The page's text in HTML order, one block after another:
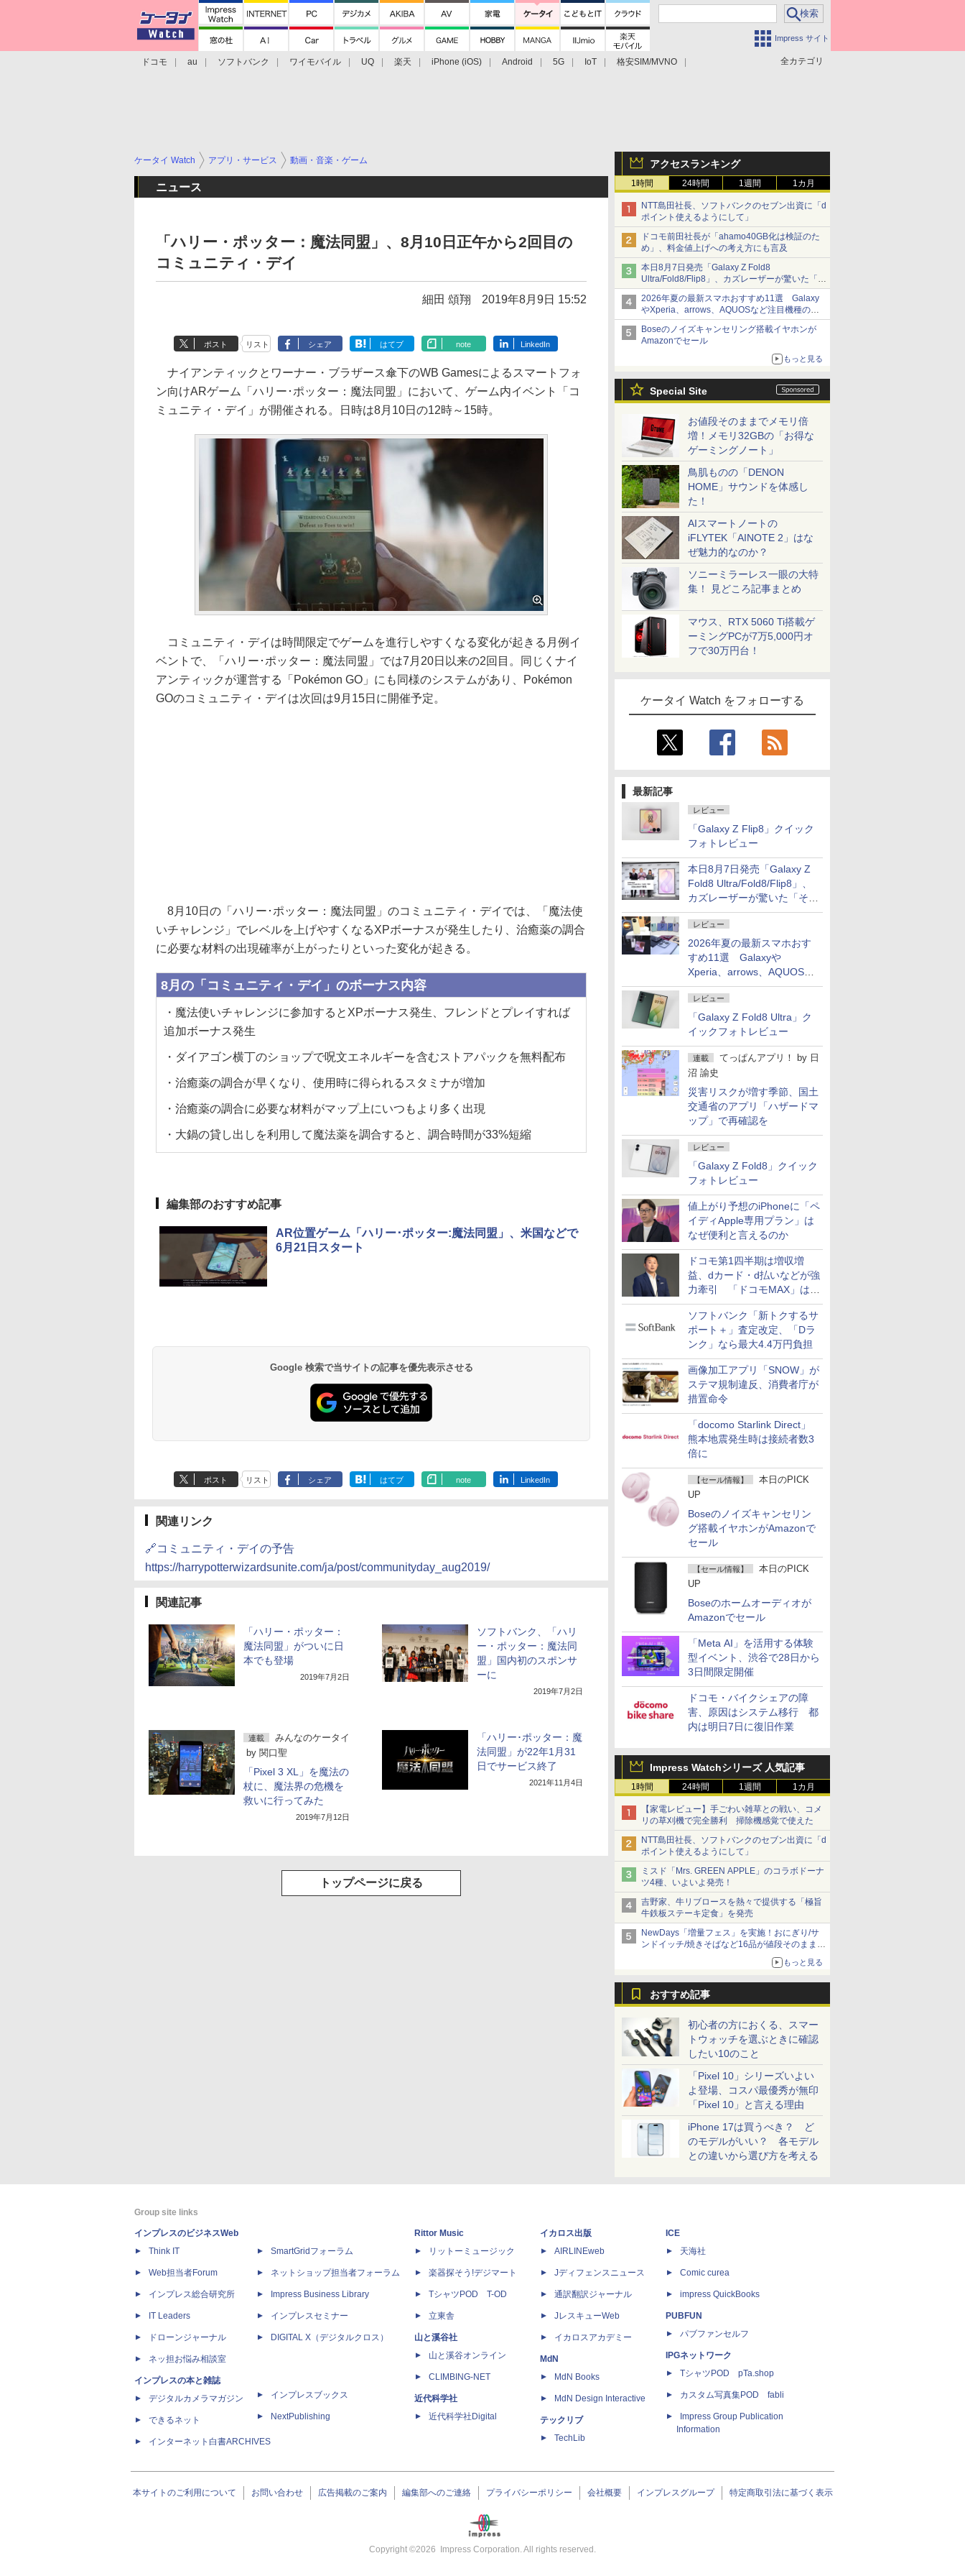
Impress サイト
全カテゴリ
ドコモ au ソフトバンク ワイモバイル UQ 楽天 iPhone (iOS) Android 5G IoT
格安SIM/MVNO
アクセスランキング
1時間 24時間 1週間 1カ月
NTT島田社長、ソフトバンクのセブン出資に「d
ポイント使えるようにして」
ドコモ前田社長が「ahamo40GB化は検証のた
め」、料金値上げへの考え方にも言及
本日8月7日発売「Galaxy Z Fold8
Ultra/Fold8/Flip8」、カズレーザーが驚いた「そ
ば屋のメニュー並みの薄さ」
2026年夏の最新スマホおすすめ11選 Galaxy
やXperia、arrows、AQUOSなど注目機種の特
徴は
Boseのノイズキャンセリング搭載イヤホンが
Amazonでセール
もっと見る
Special Site
お値段そのままでメモリ倍
増！メモリ32GBの「お得な
ゲーミングノート」
鳥肌ものの「DENON
HOME」サウンドを体感し
た！
AIスマートノートの
iFLYTEK「AINOTE 2」はな
ぜ魅力的なのか？
ソニーミラーレス一眼の大特
集！ 見どころ記事まとめ
マウス、RTX 5060 Ti搭載ゲ
ーミングPCが7万5,000円オ
フで30万円台！
ケータイ Watch をフォローする
最新記事
レビュー
「Galaxy Z Flip8」クイック
フォトレビュー
本日8月7日発売「Galaxy Z
Fold8 Ultra/Fold8/Flip8」、
カズレーザーが驚いた「そば
屋のメニュー並みの薄さ」
レビュー
2026年夏の最新スマホおす
すめ11選 Galaxyや
Xperia、arrows、AQUOSな
ど注目機種の特徴は
レビュー
「Galaxy Z Fold8 Ultra」ク
イックフォトレビュー
連載 てっぱんアプリ！ by 日
沼 諭史
災害リスクが増す季節、国土
交通省のアプリ「ハザードマ
ップ」で再確認を
レビュー
「Galaxy Z Fold8」クイック
フォトレビュー
値上がり予想のiPhoneに「ペ
イディApple専用プラン」は
なぜ便利と言えるのか
ドコモ第1四半期は増収増
益、dカード・d払いなどが強
力牽引 「ドコモMAX」は
400万契約突破
ソフトバンク「新トクするサ
ポート＋」査定改定、「Dラ
ンク」なら最大4.4万円負担
画像加工アプリ「SNOW」が
ステマ規制違反、消費者庁が
措置命令
「docomo Starlink Direct」
熊本地震発生時は接続者数3
倍に
【セール情報】
本日のPICK
UP
Boseのノイズキャンセリン
グ搭載イヤホンがAmazonで
セール
【セール情報】
本日のPICK
UP
Boseのホームオーディオが
Amazonでセール
「Meta AI」を活用する体験
型イベント、渋谷で28日から
3日間限定開催
ドコモ・バイクシェアの障
害、原因はシステム移行 都
内は明日7日に復旧作業
Impress Watchシリーズ 人気記事
1時間 24時間 1週間 1カ月
【家電レビュー】手ごわい雑草との戦い、コメ
リの草刈機で完全勝利 掃除機感覚で使えた
NTT島田社長、ソフトバンクのセブン出資に「d
ポイント使えるようにして」
ミスド「Mrs. GREEN APPLE」のコラボドーナ
ツ4種、いよいよ発売！
吉野家、牛リブロースを熱々で提供する「極旨
牛鉄板ステーキ定食」を発売
NewDays「増量フェス」を実施！おにぎり/サ
ンドイッチ/焼きそばなど16品が値段そのままで
もっと見る
おすすめ記事
初心者の方におくる、スマー
トウォッチを選ぶときに確認
したい10のこと
「Pixel 10」シリーズいよい
よ登場、コスパ最優秀が無印
「Pixel 10」と言える理由
iPhone 17は買うべき？ ど
のモデルがいい？ 各モデル
との違いから選び方を考える
ケータイ Watch アプリ・サービス 動画・音楽・ゲーム
ニュース
「ハリー・ポッター：魔法同盟」、8月10日正午から2回目の
コミュニティ・デイ
細田 頌翔 2019年8月9日 15:52
ポスト リスト シェア はてブ note LinkedIn
ナイアンティックとワーナー・ブラザース傘下のWB Gamesによるスマートフォ
ン向けARゲーム「ハリー･ポッター：魔法同盟」において、ゲーム内イベント「コ
ミュニティ・デイ」が開催される。日時は8月10日の12時～15時。
コミュニティ・デイは時間限定でゲームを進行しやすくなる変化が起きる月例イ
ベントで、「ハリー･ポッター：魔法同盟」では7月20日以来の2回目。同じくナイ
アンティックが運営する「Pokémon GO」にも同様のシステムがあり、Pokémon
GOのコミュニティ・デイは次回は9月15日に開催予定。
8月10日の「ハリー･ポッター：魔法同盟」のコミュニティ・デイでは、「魔法使
いチャレンジ」でレベルを上げやすくなるXPボーナスが発生したり、治癒薬の調合
に必要な材料の出現確率が上がったりといった変化が起きる。
8月の「コミュニティ・デイ」のボーナス内容
・魔法使いチャレンジに参加するとXPボーナス発生、フレンドとプレイすれば
追加ボーナス発生
・ダイアゴン横丁のショップで呪文エネルギーを含むストアパックを無料配布
・治癒薬の調合が早くなり、使用時に得られるスタミナが増加
・治癒薬の調合に必要な材料がマップ上にいつもより多く出現
・大鍋の貸し出しを利用して魔法薬を調合すると、調合時間が33%短縮
編集部のおすすめ記事
AR位置ゲーム「ハリー･ポッター:魔法同盟」、米国などで
6月21日スタート
Google 検索で当サイトの記事を優先表示させる
ポスト リスト シェア はてブ note LinkedIn
関連リンク
🔗コミュニティ・デイの予告
https://harrypotterwizardsunite.com/ja/post/communityday_aug2019/
関連記事
「ハリー・ポッター：
魔法同盟」がついに日
本でも登場
2019年7月2日
ソフトバンク、「ハリ
ー・ポッター：魔法同
盟」国内初のスポンサ
ーに
2019年7月2日
連載
みんなのケータイ
by 関口聖
「Pixel 3 XL」を魔法の
杖に、魔法界の危機を
救いに行ってみた
2019年7月12日
「ハリー･ポッター：魔
法同盟」が22年1月31
日でサービス終了
2021年11月4日
トップページに戻る
Group site links
インプレスのビジネスWeb
Think IT
Web担当者Forum
インプレス総合研究所
IT Leaders
ドローンジャーナル
ネッ担お悩み相談室
インプレスの本と雑誌
デジタルカメラマガジン
できるネット
インターネット白書ARCHIVES
SmartGridフォーラム
ネットショップ担当者フォーラム
Impress Business Library
インプレスセミナー
DIGITAL X（デジタルクロス）
インプレスブックス
NextPublishing
Rittor Music
リットーミュージック
楽器探そう!デジマート
TシャツPOD T-OD
立東舎
山と溪谷社
山と溪谷オンライン
CLIMBING-NET
近代科学社
近代科学社Digital
イカロス出版
AIRLINEweb
Jディフェンスニュース
通訳翻訳ジャーナル
JレスキューWeb
イカロスアカデミー
MdN
MdN Books
MdN Design Interactive
テックリブ
TechLib
ICE
天海社
Comic curea
impress QuickBooks
PUBFUN
パブファンセルフ
IPGネットワーク
TシャツPOD pTa.shop
カスタム写真集POD fabli
Impress Group Publication
Information
本サイトのご利用について お問い合わせ 広告掲載のご案内 編集部へのご連絡 プライバシーポリシー 会社概要 インプレスグループ 特定商取引法に基づく表示
Copyright ©2026 Impress Corporation. All rights reserved.